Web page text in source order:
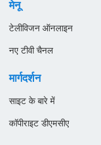
ओमान
मेनू
टेलीविजन ऑनलाइन
नए टीवी चैनल
मार्गदर्शन
साइट के बारे में
कॉपीराइट डीएमसीए